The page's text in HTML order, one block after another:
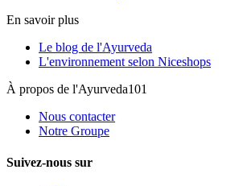
En savoir plus
Le blog de l'Ayurveda
L'environnement selon Niceshops
À propos de l'Ayurveda101
Nous contacter
Notre Groupe
Suivez-nous sur